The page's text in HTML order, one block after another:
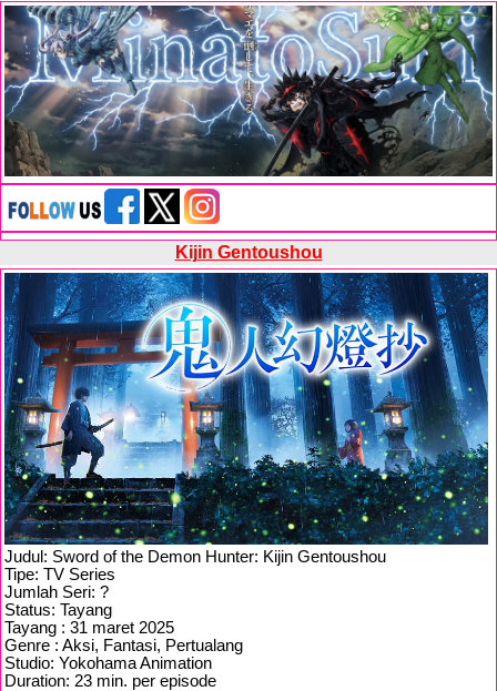
Kijin Gentoushou
Judul: Sword of the Demon Hunter: Kijin Gentoushou
Tipe: TV Series
Jumlah Seri: ?
Status: Tayang
Tayang : 31 maret 2025
Genre : Aksi, Fantasi, Pertualang
Studio: Yokohama Animation
Duration: 23 min. per episode